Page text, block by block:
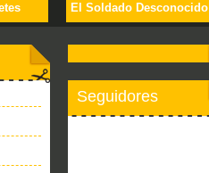
El Soldado Desconocido
Seguidores